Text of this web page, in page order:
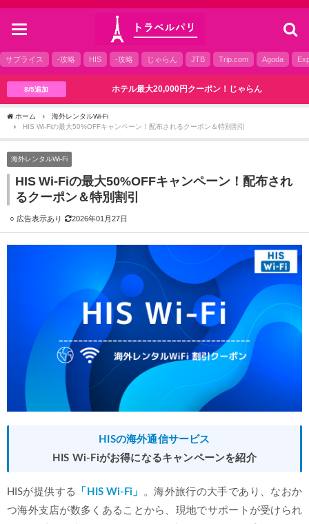
toggle
サプライス -攻略 HIS -攻略 じゃらん JTB Trip.com Agoda
8/5追加 ホテル最大20,000円クーポン！じゃらん
ホーム
海外レンタルWi-Fi
HIS Wi-Fiの最大50%OFFキャンペーン！配布されるクーポン＆特別割引
海外レンタルWi-Fi
HIS Wi-Fiの最大50%OFFキャンペーン！配布され
るクーポン＆特別割引
2026年01月27日
HISの海外通信サービス
HIS Wi-Fiがお得になるキャンペーンを紹介
HISが提供する 「HIS Wi-Fi」 。海外旅行の大手であり、なおか
つ海外支店が数多くあることから、現地でサポートが受けられ